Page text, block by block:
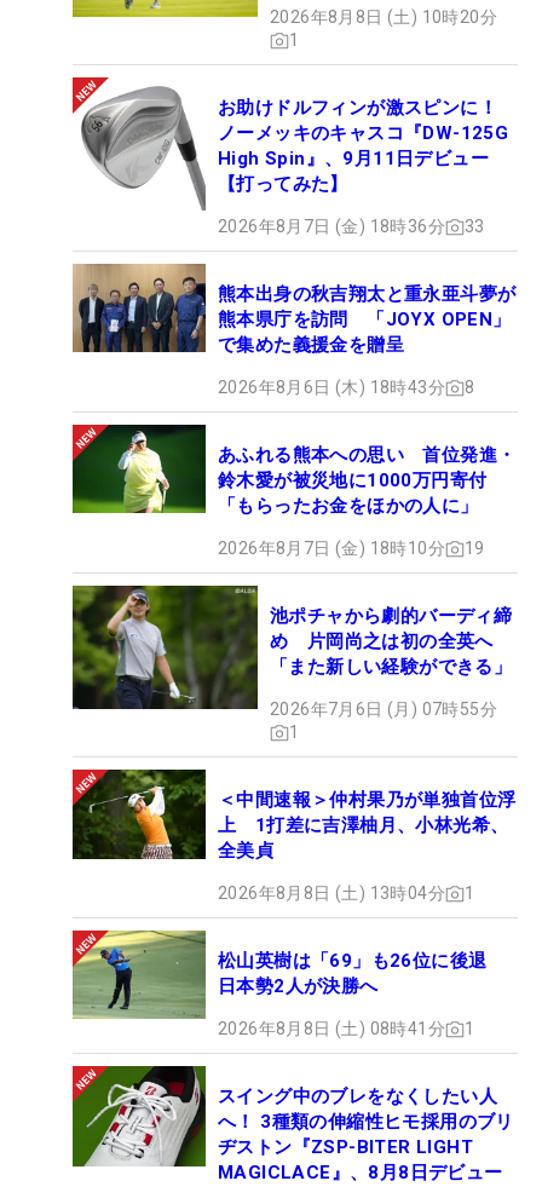
2026年8月8日 (土) 10時20分
1
お助けドルフィンが激スピンに！
ノーメッキのキャスコ『DW-125G
High Spin』、9月11日デビュー
【打ってみた】
2026年8月7日 (金) 18時36分 33
熊本出身の秋吉翔太と重永亜斗夢が
熊本県庁を訪問 「JOYX OPEN」
で集めた義援金を贈呈
2026年8月6日 (木) 18時43分 8
あふれる熊本への思い 首位発進・
鈴木愛が被災地に1000万円寄付
「もらったお金をほかの人に」
2026年8月7日 (金) 18時10分 19
池ポチャから劇的バーディ締
め 片岡尚之は初の全英へ
「また新しい経験ができる」
2026年7月6日 (月) 07時55分
1
＜中間速報＞仲村果乃が単独首位浮
上 1打差に吉澤柚月、小林光希、
全美貞
2026年8月8日 (土) 13時04分 1
松山英樹は「69」も26位に後退
日本勢2人が決勝へ
2026年8月8日 (土) 08時41分 1
スイング中のブレをなくしたい人
へ！ 3種類の伸縮性ヒモ採用のブリ
ヂストン『ZSP-BITER LIGHT
MAGICLACE』、8月8日デビュー